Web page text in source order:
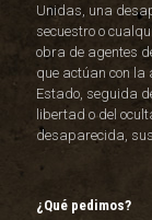
Unidas, una
secuestro o
obra de agentes
que actúan con la
Estado, seguida
libertad o del
desaparecida,
¿Qué pedimos?